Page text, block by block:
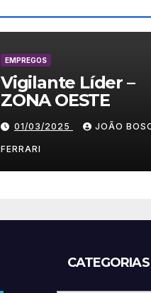
EMPREGOS
Vigilante Líder –
ZONA OESTE
01/03/2025 JOÃO
FERRARI
CATEGORIAS